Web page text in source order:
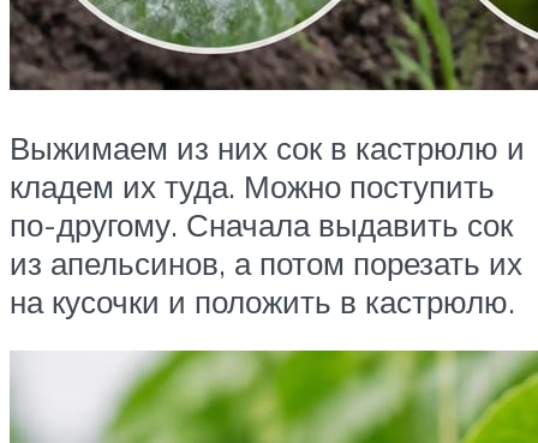
Выжимаем из них сок в кастрюлю и
кладем их туда. Можно поступить
по-другому. Сначала выдавить сок
из апельсинов, а потом порезать их
на кусочки и положить в кастрюлю.